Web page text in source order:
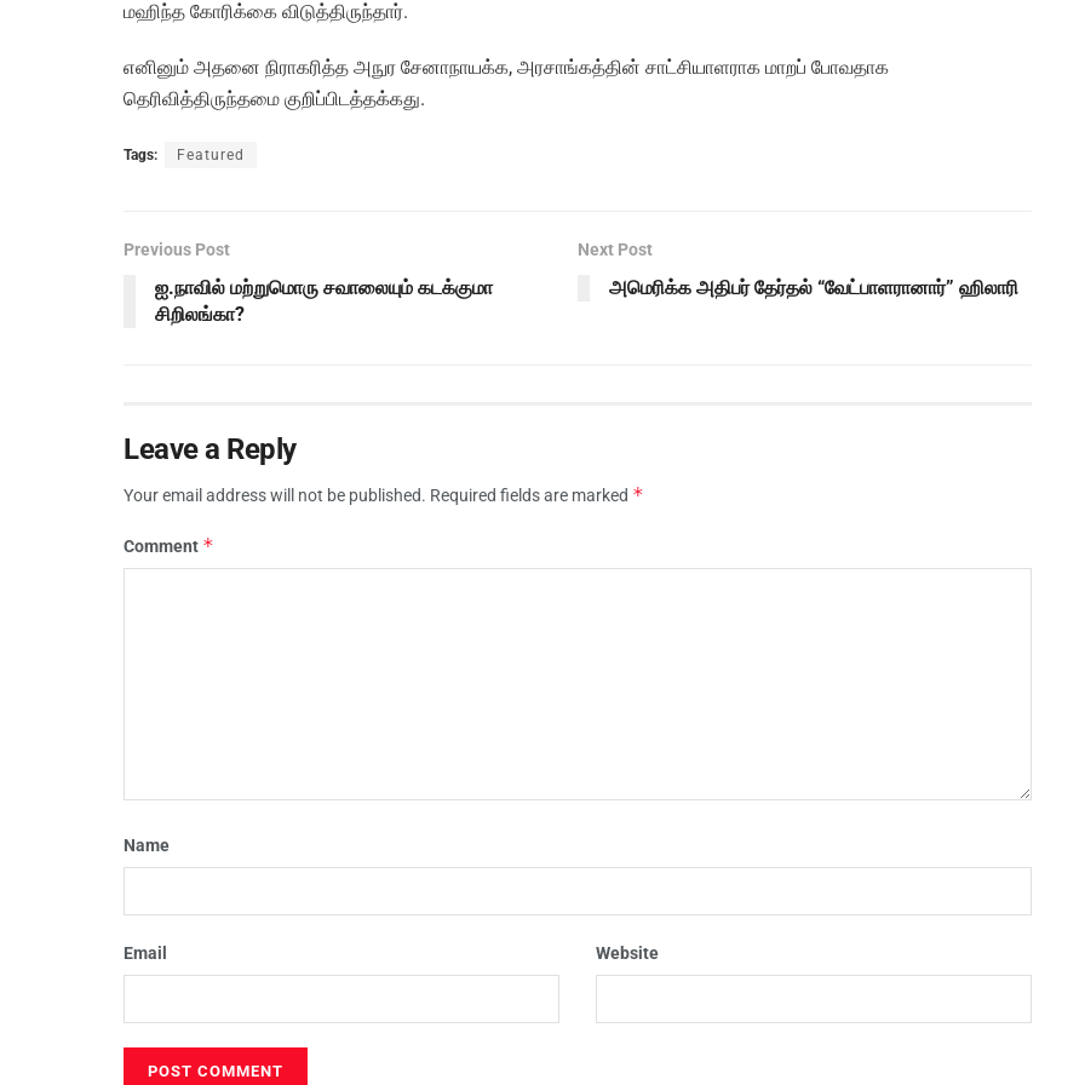
மஹிந்த கோரிக்கை விடுத்திருந்தார்.
எனினும் அதனை நிராகரித்த அநுர சேனாநாயக்க, அரசாங்கத்தின் சாட்சியாளராக மாறப் போவதாக
தெரிவித்திருந்தமை குறிப்பிடத்தக்கது.
Tags: Featured
Previous Post
ஐ.நாவில் மற்றுமொரு சவாலையும் கடக்குமா
சிறிலங்கா?
Next Post
அமெரிக்க அதிபர் தேர்தல் “வேட்பாளரானார்” ஹிலாரி
Leave a Reply
Your email address will not be published. Required fields are marked *
Comment *
Name
Email Website